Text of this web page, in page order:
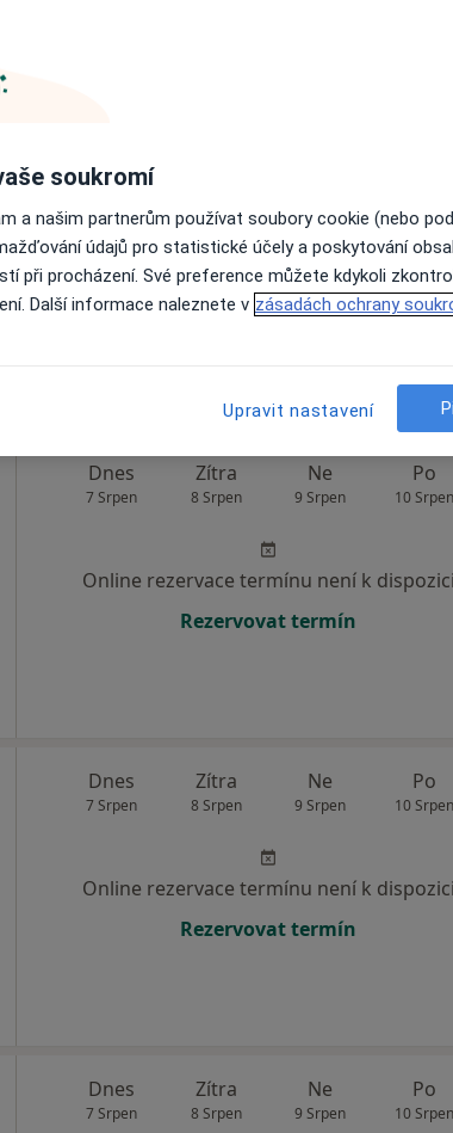
Dnes
7 Srpen
Online rezervace termínu není k
Rezervovat termín
Dnes
7 Srpen
Zítra
8 Srpen
Ne
9 Srpen
Po
10 Srpen
Online rezervace termínu není k dispozici
Rezervovat termín
Dnes
7 Srpen
Zítra
8 Srpen
Ne
9 Srpen
Po
10 Srpen
Online rezervace termínu není k dispozici
Rezervovat termín
Dnes
7 Srpen
Zítra
8 Srpen
Ne
9 Srpen
Po
10 Srpen
soukromí
a našim partnerům používat soubory cookie (nebo
údajů pro statistické účely a poskytování
při procházení. Své preference můžete kdykoli
Další informace naleznete v zásadách ochrany
Upravit nastavení